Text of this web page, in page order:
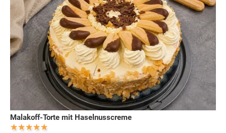
Malakoff-Torte mit Haselnusscreme